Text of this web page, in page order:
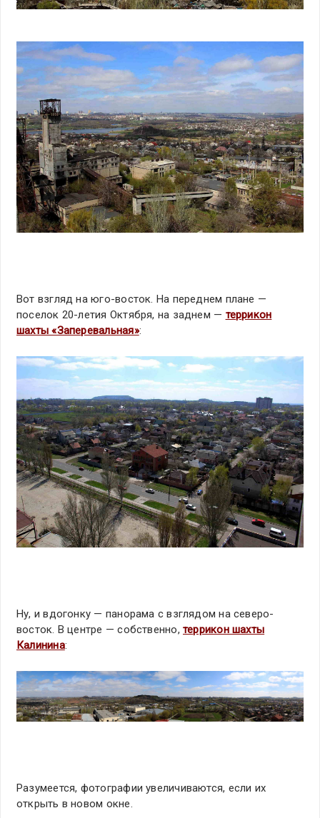
Вот взгляд на юго-восток. На переднем плане —
поселок 20-летия Октября, на заднем — террикон
шахты «Заперевальная»:
Ну, и вдогонку — панорама с взглядом на северо-
восток. В центре — собственно, террикон шахты
Калинина:
Разумеется, фотографии увеличиваются, если их
открыть в новом окне.